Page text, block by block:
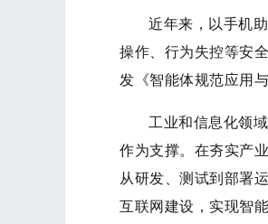
近年来，以手机
操作、行为失控等安
发《智能体规范应用
工业和信息化领
作为支撑。在夯实产
从研发、测试到部署
互联网建设，实现智